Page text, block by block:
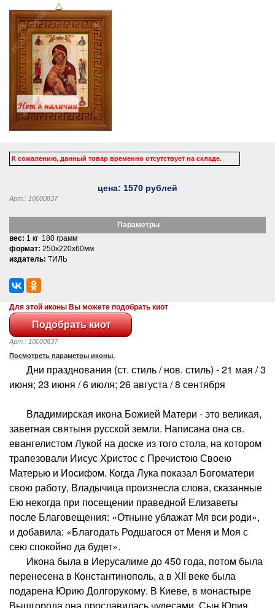
К сожалению, данный товар временно отсутствует на складе.
цена: 1570 рублей
Арт.: 10000837
Параметры
вес: 1 кг 180 грамм
формат: 250x220x60мм
издатель: ТИЛЬ
Для этой иконы Вы можете подобрать киот
Арт.: 10000837
Посмотреть параметры иконы.
Дни празднования (ст. стиль / нов. стиль) - 21 мая / 3
июня; 23 июня / 6 июля; 26 августа / 8 сентября
Владимирская икона Божией Матери - это великая,
заветная святыня русской земли. Написана она св.
евангелистом Лукой на доске из того стола, на котором
трапезовали Иисус Христос с Пречистою Своею
Матерью и Иосифом. Когда Лука показал Богоматери
свою работу, Владычица произнесла слова, сказанные
Ею некогда при посещении праведной Елизаветы
после Благовещения: «Отныне ублажат Мя вси роди»,
и добавила: «Благодать Родшагося от Меня и Моя с
сею спокойно да будет».
Икона была в Иерусалиме до 450 года, потом была
перенесена в Константинополь, а в ХII веке была
подарена Юрию Долгорукому. В Киеве, в монастыре
Вышгорода она прославилась чудесами. Сын Юрия